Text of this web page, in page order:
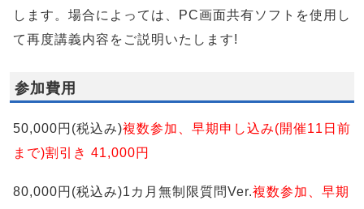
します。場合によっては、PC画面共有ソフトを使用し
て再度講義内容をご説明いたします!
参加費用
50,000円(税込み)複数参加、早期申し込み(開催11日前
まで)割引き 41,000円
80,000円(税込み)1カ月無制限質問Ver.複数参加、早期